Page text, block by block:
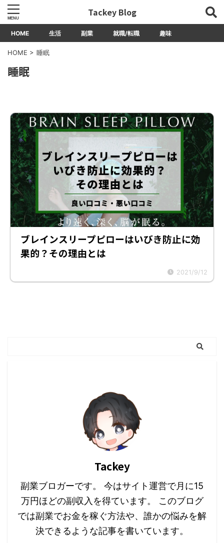
Tackey Blog
HOME 生活 副業 就職/転職 趣味
HOME > 睡眠
睡眠
ブレインスリープピローはいびき防止に効
果的？その理由とは
2021/9/12
Tackey
副業ブロガーです。 今はサイト運営で月に15
万円ほどの副収入を得ています。 このブログ
では副業でお金を稼ぐ方法や、誰かの悩みを解
決できるような記事を書いています。